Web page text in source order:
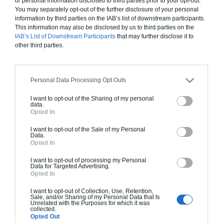
You may separately opt-out of the further disclosure of your personal
information by third parties on the IAB’s list of downstream participants.
This information may also be disclosed by us to third parties on the
IAB’s List of Downstream Participants that may further disclose it to
other third parties.
Personal Data Processing Opt Outs
I want to opt-out of the Sharing of my personal
data.
Opted In
I want to opt-out of the Sale of my Personal
Data.
Opted In
I want to opt-out of processing my Personal
Data for Targeted Advertising.
Opted In
I want to opt-out of Collection, Use, Retention,
Sale, and/or Sharing of my Personal Data that Is
Unrelated with the Purposes for which it was
collected.
Opted Out
Construction ossature bois
standards. Construction en ossature bois isolé.
Finitions haut de gamme. Le prix "clé en main"
peinture, sols...), mais exclut piscine, jardin et
À partir de
199 000€ TTC
Je la veux !